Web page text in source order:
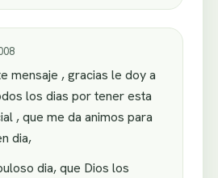
mensaje , gracias le doy a
los dias por tener esta
, que me da animos para
dia,
dia, que Dios los